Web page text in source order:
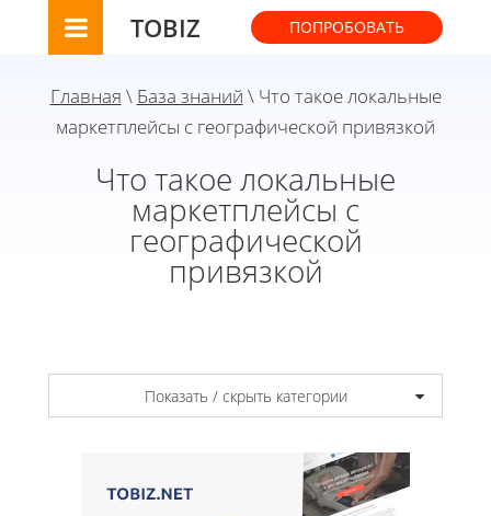
TOBIZ ПОПРОБОВАТЬ
Главная \ База знаний \ Что такое локальные
маркетплейсы с географической привязкой
Что такое локальные
маркетплейсы с
географической
привязкой
Показать / скрыть категории